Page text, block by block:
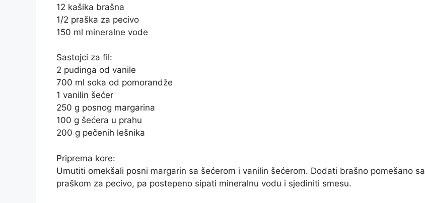
12 kašika brašna
1/2 praška za pecivo
150 ml mineralne vode
Sastojci za fil:
2 pudinga od vanile
700 ml soka od pomorandže
1 vanilin šećer
250 g posnog margarina
100 g šećera u prahu
200 g pečenih lešnika
Priprema kore:
Umutiti omekšali posni margarin sa šećerom i vanilin šećerom. Dodati brašno pomešano sa
praškom za pecivo, pa postepeno sipati mineralnu vodu i sjediniti smesu.